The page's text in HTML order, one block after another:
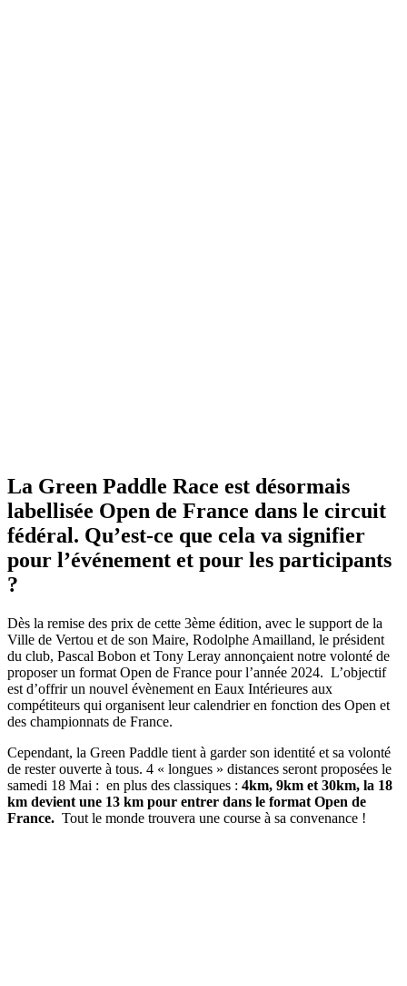
La Green Paddle Race est désormais
labellisée Open de France dans le circuit
fédéral. Qu’est-ce que cela va signifier
pour l’événement et pour les participants
?
Dès la remise des prix de cette 3ème édition, avec le support de la
Ville de Vertou et de son Maire, Rodolphe Amailland, le président
du club, Pascal Bobon et Tony Leray annonçaient notre volonté de
proposer un format Open de France pour l’année 2024. L’objectif
est d’offrir un nouvel évènement en Eaux Intérieures aux
compétiteurs qui organisent leur calendrier en fonction des Open et
des championnats de France.
Cependant, la Green Paddle tient à garder son identité et sa volonté
de rester ouverte à tous. 4 « longues » distances seront proposées le
samedi 18 Mai : en plus des classiques : 4km, 9km et 30km, la 18
km devient une 13 km pour entrer dans le format Open de
France. Tout le monde trouvera une course à sa convenance !